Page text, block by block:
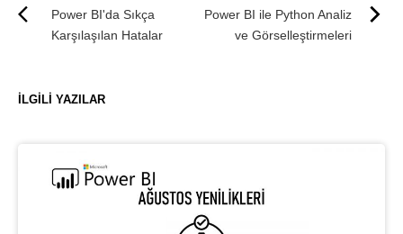
Power BI'da Sıkça
Karşılaşılan Hatalar
Power BI ile Python Analiz
ve Görselleştirmeleri
İLGILI YAZILAR